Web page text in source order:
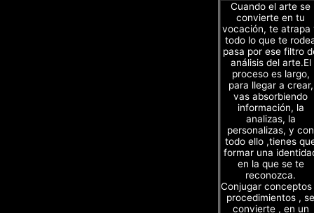
Cuando el arte se
convierte en tu
vocación, te atrapa
todo lo que te
pasa por ese filtro
análisis del arte.El
proceso es largo,
para llegar a crear,
vas absorbiendo
información, la
analizas, la
personalizas, y con
todo ello ,tienes
formar una
en la que se te
reconozca.
Conjugar
procedimientos , se
convierte , en un